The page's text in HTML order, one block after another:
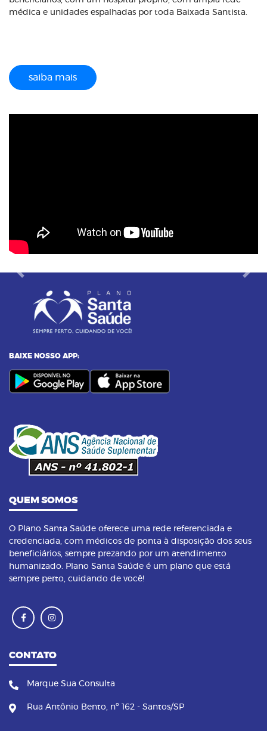
médica e unidades espalhadas por toda Baixada Santista.
saiba mais
Previous Next
BAIXE NOSSO APP:
QUEM SOMOS
O Plano Santa Saúde oferece uma rede referenciada e
credenciada, com médicos de ponta à disposição dos seus
beneficiários, sempre prezando por um atendimento
humanizado. Plano Santa Saúde é um plano que está
sempre perto, cuidando de você!
CONTATO
Marque Sua Consulta
Rua Antônio Bento, nº 162 - Santos/SP